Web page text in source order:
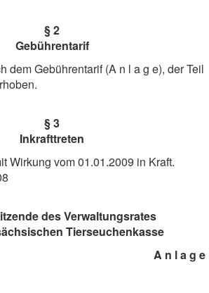
§ 2
Gebührentarif
dem Gebührentarif (A n l a g e), der Teil
§ 3
Inkrafttreten
Wirkung vom 01.01.2009 in Kraft.
des Verwaltungsrates
Tierseuchenkasse
A n l a g e